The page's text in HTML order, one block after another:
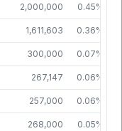
2,000,000 0.45%
1,611,603 0.36%
300,000 0.07%
267,147 0.06%
257,000 0.06%
268,000 0.05%